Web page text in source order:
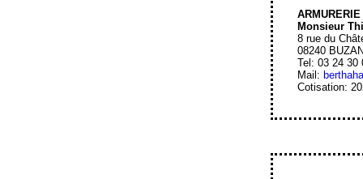
Monsieur
8 rue du
08240
Tel: 03 24 30
Mail:
Cotisation: